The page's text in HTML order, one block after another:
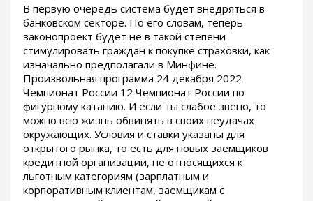
В первую очередь система будет внедряться в
банковском секторе. По его словам, теперь
законопроект будет не в такой степени
стимулировать граждан к покупке страховки, как
изначально предполагали в Минфине.
Произвольная программа 24 декабря 2022
Чемпионат России 12 Чемпионат России по
фигурному катанию. И если ты слабое звено, то
можно всю жизнь обвинять в своих неудачах
окружающих. Условия и ставки указаны для
открытого рынка, то есть для новых заемщиков
кредитной организации, не относящихся к
льготным категориям (зарплатным и
корпоративным клиентам, заемщикам с